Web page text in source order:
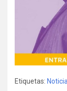
Etiquetas: